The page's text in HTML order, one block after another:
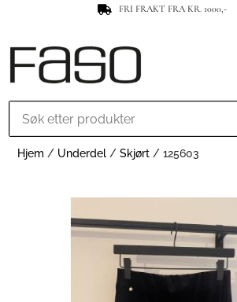
 FRI FRAKT FRA KR. 1000,-
Hjem / Underdel /Skjørt / 125603